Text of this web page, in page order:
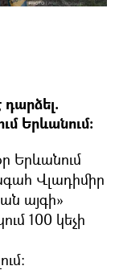
Երևանում։
Երևանում
Վլադիմիր
այգի»
100 կեչի